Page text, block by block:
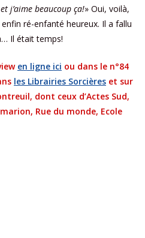
j’aime beaucoup ça!» Oui, voilà,
enfin ré-enfanté heureux. Il a fallu
Il était temps!
en ligne ici ou dans le n°84
les Librairies Sorcières et sur
dont ceux d’Actes Sud,
Rue du monde, Ecole